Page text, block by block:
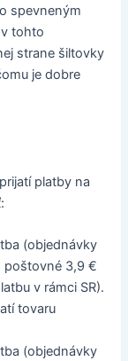
spevneným
tohto
strane šiltovky
je dobre
platby na
(objednávky
poštovné 3,9 €
v rámci SR).
tovaru
(objednávky